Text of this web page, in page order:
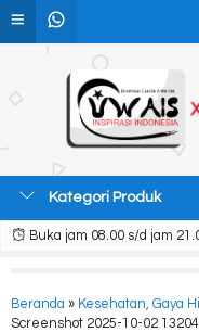
Kategori Produk
Buka jam 08.00 s/d jam
Beranda » Kesehatan, Gaya
Screenshot 2025-10-02